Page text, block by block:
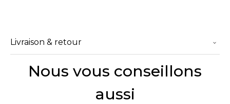
Livraison & retour
Nous vous conseillons
aussi